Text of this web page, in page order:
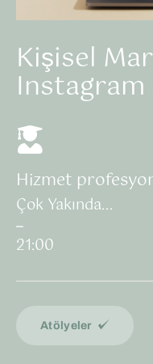
Kişisel
Hizmet
Çok Yakında...
–
21:00
Atölyeler